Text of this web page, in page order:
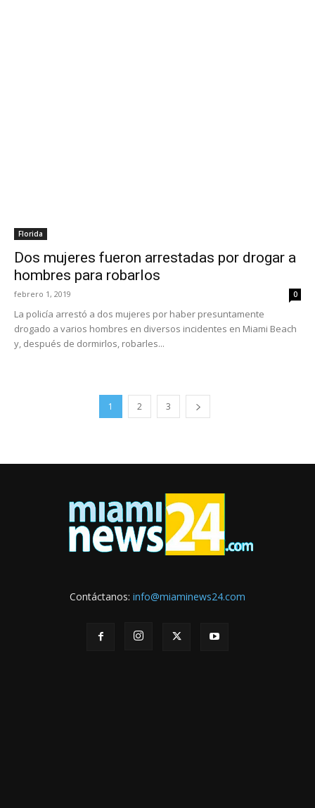
Florida
Dos mujeres fueron arrestadas por drogar a
hombres para robarlos
febrero 1, 2019 0
La policía arrestó a dos mujeres por haber presuntamente
drogado a varios hombres en diversos incidentes en Miami Beach
y, después de dormirlos, robarles...
1 2 3
Contáctanos: info@miaminews24.com